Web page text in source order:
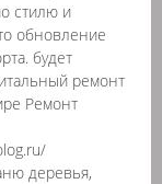
стилю и
обновление
будет
ремонт
Ремонт
деревья,